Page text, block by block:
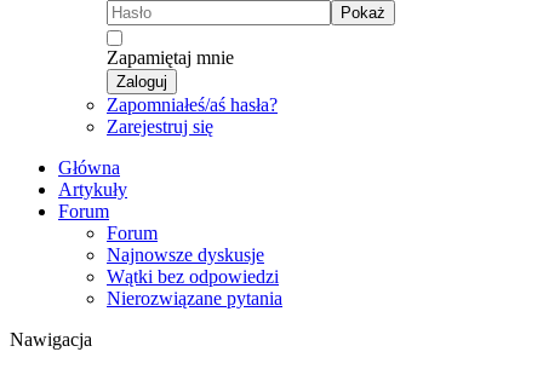
Pokaż
Zapamiętaj mnie
Zaloguj
Zapomniałeś/aś hasła?
Zarejestruj się
Główna
Artykuły
Forum
Forum
Najnowsze dyskusje
Wątki bez odpowiedzi
Nierozwiązane pytania
Nawigacja